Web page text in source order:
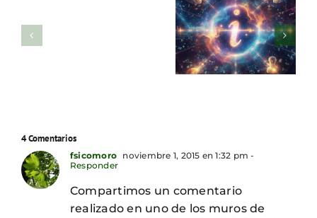
4 Comentarios
fsicomoro noviembre 1, 2015 en 1:32 pm -
Responder
Compartimos un comentario
realizado en uno de los muros de